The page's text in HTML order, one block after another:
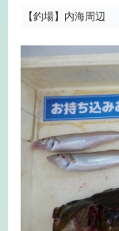
【釣場】内海周辺